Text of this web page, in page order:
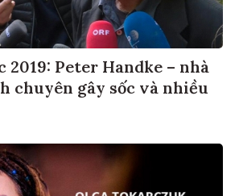
2019: Peter Handke – nhà
chuyên gây sốc và nhiều